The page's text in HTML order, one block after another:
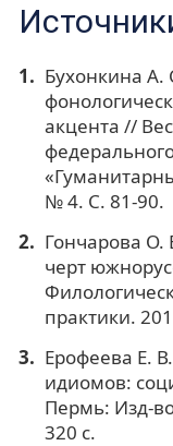
Бухонкина А.
акцента //
№ 4. С. 81-90.
Гончарова
черт
практики.
Ерофеева Е.
идиомов:
Пермь: Изд-
320 с.